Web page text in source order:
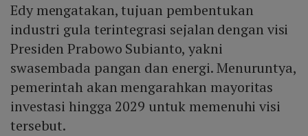
Edy mengatakan, tujuan pembentukan
industri gula terintegrasi sejalan dengan visi
Presiden Prabowo Subianto, yakni
swasembada pangan dan energi. Menuruntya,
pemerintah akan mengarahkan mayoritas
investasi hingga 2029 untuk memenuhi visi
tersebut.